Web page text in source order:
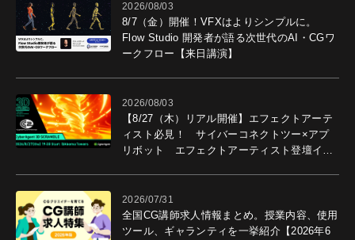
2026/08/03
8/7（金）開催！VFXはよりシンプルに。
Flow Studio 開発者が語る次世代のAI・CGワ
ークフロー【来日講演】
2026/08/03
【8/27（木）リアル開催】エフェクトアーテ
ィスト必見！ サイバーコネクトツー×アプ
リボット エフェクトアーティスト登壇イベ
2026/07/31
全国CG講師求人情報まとめ。授業内容、使用
ツール、ギャランティを一挙紹介【2026年6